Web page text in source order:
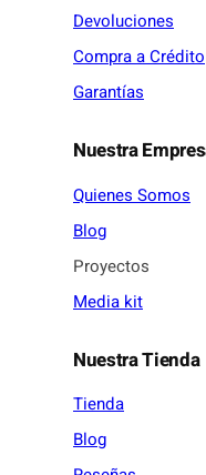
Devoluciones
Compra a Crédito
Garantías
Nuestra
Quienes Somos
Blog
Proyectos
Media kit
Nuestra Tienda
Tienda
Blog